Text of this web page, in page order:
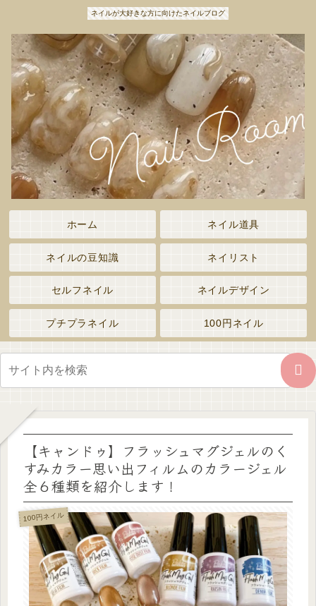
ネイルが大好きな方に向けたネイルブログ
ホーム ネイル道具
ネイルの豆知識 ネイリスト
セルフネイル ネイルデザイン
プチプラネイル 100円ネイル
【キャンドゥ】フラッシュマグジェルのく
すみカラー思い出フィルムのカラージェル
全６種類を紹介します！
100円ネイル